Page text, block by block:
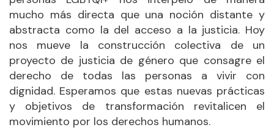
mucho más directa que una noción distante y
abstracta como la del acceso a la justicia. Hoy
nos mueve la construcción colectiva de un
proyecto de justicia de género que consagre el
derecho de todas las personas a vivir con
dignidad. Esperamos que estas nuevas prácticas
y objetivos de transformación revitalicen el
movimiento por los derechos humanos.